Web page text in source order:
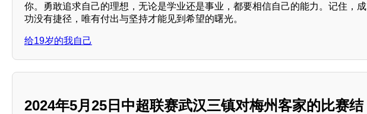
你。勇敢追求自己的理想，无论是学业还是事业，都要相信自己的能力。记住，成
功没有捷径，唯有付出与坚持才能见到希望的曙光。
给19岁的我自己
2024年5月25日中超联赛武汉三镇对梅州客家的比赛结